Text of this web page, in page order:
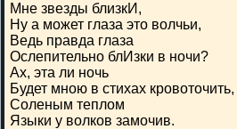
Мне звезды близкИ,
Ну а может глаза это волчьи,
Ведь правда глаза
Ослепительно блИзки в ночи?
Ах, эта ли ночь
Будет мною в стихах кровоточить,
Соленым теплом
Языки у волков замочив.